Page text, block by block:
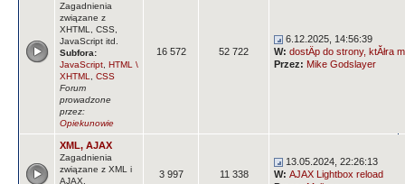
Zagadnienia
związane z
XHTML, CSS,
JavaScript itd.
Subfora:
JavaScript HTML \
XHTML
CSS
Forum
prowadzone
przez:
Opiekunowie
16 572 52 722
6.12.2025, 14:56:39
W: dostÄp do strony, ktĂłra
Przez: Mike Godslayer
XML, AJAX
Zagadnienia
związane z XML i
AJAX.
3 997 11 338
13.05.2024, 22:26:13
W: AJAX Lightbox reload